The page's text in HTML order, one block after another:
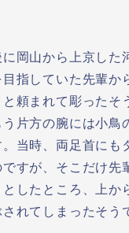
に岡山から上京した
指していた先輩か
頼まれて彫ったそ
片方の腕には小鳥
当時、両足首にも
すが、そこだけ先
としたところ、上か
れてしまったそう